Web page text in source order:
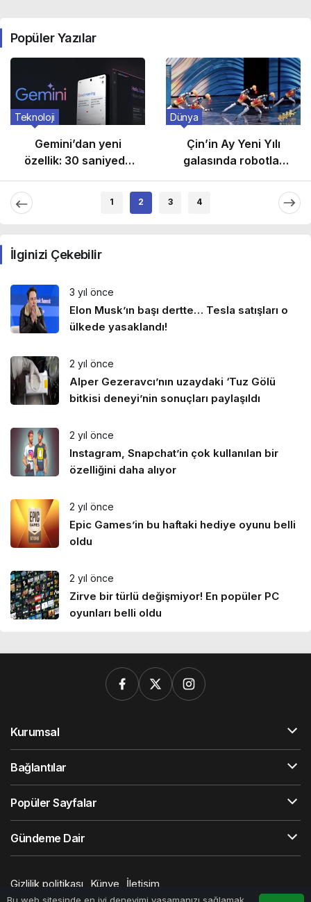
Popüler Yazılar
Teknoloji
Gemini’dan yeni
özellik: 30 saniyede
özgün besteler
Dünya
Çin’in Ay Yeni Yılı
galasında robotlar
geleneksel silahlarla
1 2 3 4
İlginizi Çekebilir
3 yıl önce
Elon Musk’ın başı dertte… Tesla satışları o
ülkede yasaklandı!
2 yıl önce
Alper Gezeravcı’nın uzaydaki ‘Tuz Gölü
bitkisi deneyi’nin sonuçları paylaşıldı
2 yıl önce
Instagram, Snapchat’in çok kullanılan bir
özelliğini daha alıyor
2 yıl önce
Epic Games’in bu haftaki hediye oyunu belli
oldu
2 yıl önce
Zirve bir türlü değişmiyor! En popüler PC
oyunları belli oldu
Bu web sitesinde en iyi deneyimi yaşamanızı sağlamak
Kurumsal
Bağlantılar
Popüler Sayfalar
Gündeme Dair
Gizlilik politikası Künye
İletişim
© Telif Hakkı 2026, Tüm Hakları Saklıdır